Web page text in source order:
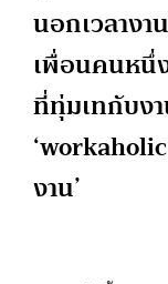
นอกเวลาง
เพื่อนคนหนึ่
ที่ทุ่มเทกับง
งาน’